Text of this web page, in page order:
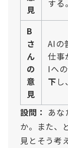
見
する。
B
さ
ん
の
意
見
AIの
仕事
Iへ
下
設問： あな
か。また、
見とそう考